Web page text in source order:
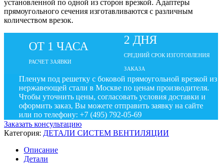
установленной по одной из сторон врезкой. Адаптеры
прямоугольного сечения изготавливаются с различным
количеством врезок.
ОТ 1 ЧАСА
РАСЧЕТ ЗАЯВКИ
2 ДНЯ
СРЕДНИЙ СРОК ИЗГОТОВЛЕНИЯ
ЗАКАЗА
Пленум под решетку с боковой прямоугольной врезкой из
нержавеющей стали в Москве по ценам производителя.
Чтобы уточнить цены, согласовать условия доставки и
оформить заказ, Вы можете отправить заявку на сайте
или по телефону: +7 (495) 792-05-69
Заказать консультацию
Категория: ДЕТАЛИ СИСТЕМ ВЕНТИЛЯЦИИ
Описание
Детали